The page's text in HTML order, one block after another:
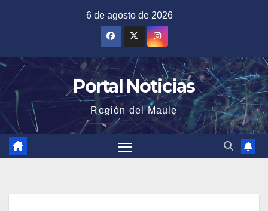
6 de agosto de 2026
Portal Noticias
Región del Maule